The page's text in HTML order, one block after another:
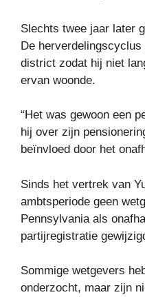
Slechts twee jaar later
De
district zodat hij niet
ervan woonde.
“Het was gewoon een
hij over zijn
beïnvloed door het
Sinds het vertrek van
ambtsperiode geen
Pennsylvania als
partijregistratie
Sommige wetgevers
onderzocht, maar zijn